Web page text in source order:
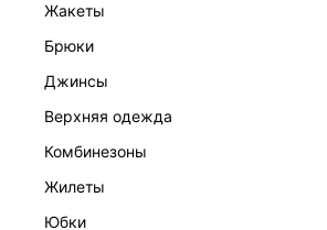
жакеты
брюки
джинсы
верхняя одежда
комбинезоны
жилеты
юбки